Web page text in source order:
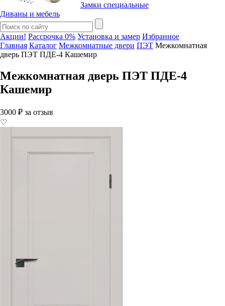
Замки специальные
Диваны и мебель
Акции! Рассрочка 0% Установка и замер Избранное
Главная Каталог Межкомнатные двери ПЭТ Межкомнатная
дверь ПЭТ ПДЕ-4 Кашемир
Межкомнатная дверь ПЭТ ПДЕ-4
Кашемир
3000 ₽ за отзыв
♡